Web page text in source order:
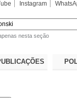
Instagram
nesta seção